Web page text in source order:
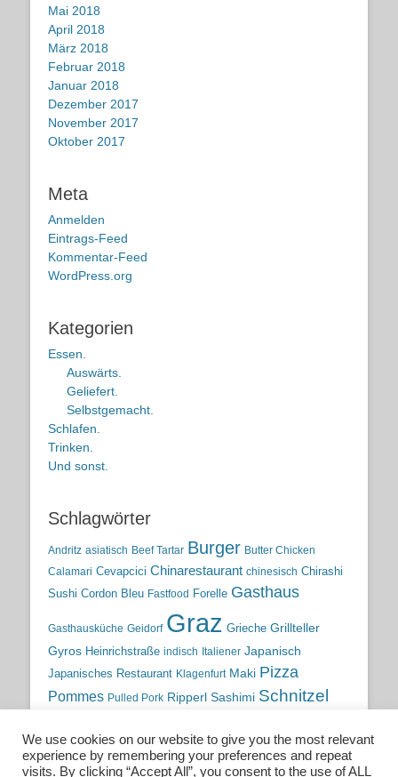
Mai 2018
April 2018
März 2018
Februar 2018
Januar 2018
Dezember 2017
November 2017
Oktober 2017
Meta
Anmelden
Eintrags-Feed
Kommentar-Feed
WordPress.org
Kategorien
Essen.
Auswärts.
Geliefert.
Selbstgemacht.
Schlafen.
Trinken.
Und sonst.
Schlagwörter
Andritz asiatisch Beef Tartar Burger Butter Chicken
Calamari Cevapcici Chinarestaurant chinesisch Chirashi
Sushi Cordon Bleu Fastfood Forelle Gasthaus
Gasthausküche Geidorf Graz Grieche Grillteller
Gyros Heinrichstraße indisch Italiener Japanisch
Japanisches Restaurant Klagenfurt Maki Pizza
Pommes Pulled Pork Ripperl Sashimi Schnitzel
traditionelle Küche Traditionsgasthaus Vulkanland
Wien Wild österreichische Küche
We use cookies on our website to give you the most relevant
experience by remembering your preferences and repeat
visits. By clicking “Accept All”, you consent to the use of ALL